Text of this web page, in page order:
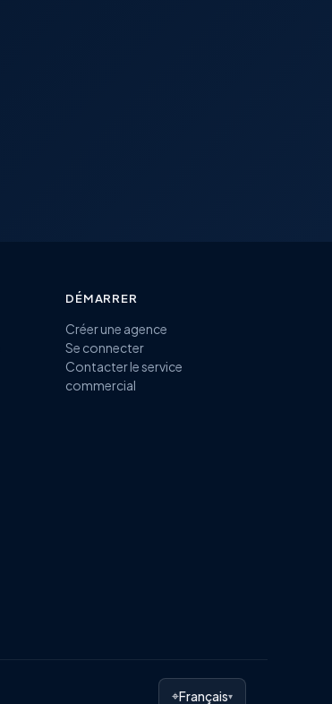
DÉMARRER
Créer une agence
Se connecter
Contacter le service
commercial
⌖Français▾